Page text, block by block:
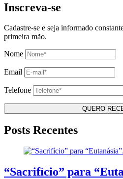
Inscreva-se
Cadastre-se e seja informado
primeira mão.
Nome
Email
Telefone
Posts Recentes
“Sacrifício” para